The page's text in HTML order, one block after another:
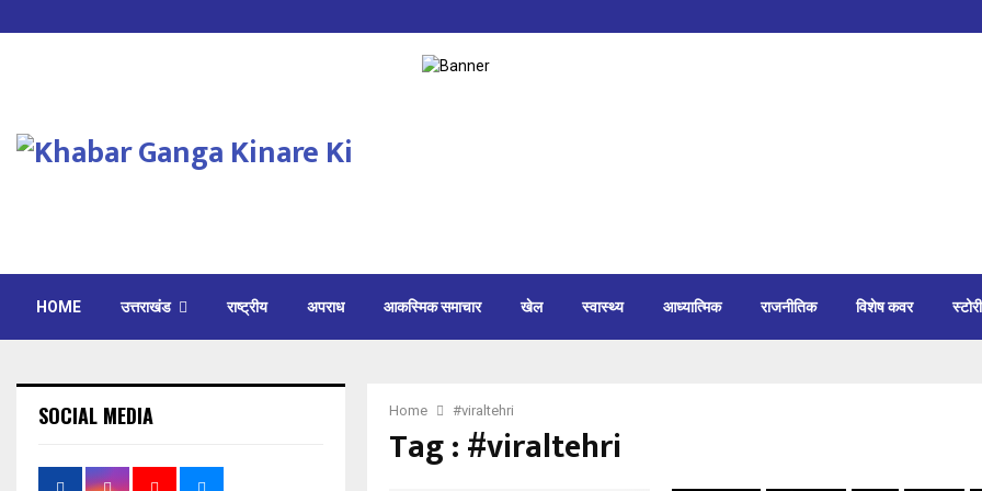
HOME उत्तराखंड राष्ट्रीय अपराध आकस्मिक समाचार खेल स्वास्थ्य आध्यात्मिक राजनीतिक विशेष कवर स्टोरी
Home #viraltehri
Tag : #viraltehri
SOCIAL MEDIA